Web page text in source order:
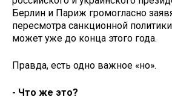
Берлин и Париж громогласно
пересмотра санкционной
может уже до конца этого года.
Правда, есть одно важное «но».
- Что же это?